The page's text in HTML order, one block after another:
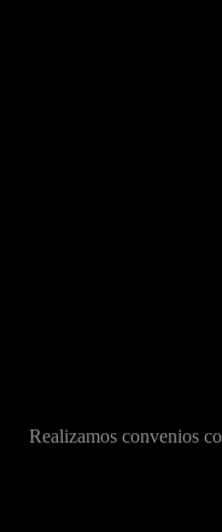
Realizamos convenios